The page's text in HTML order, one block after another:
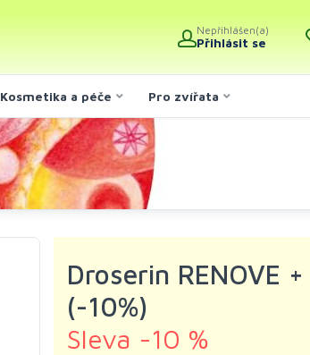
Nepřihlášen(a)
Přihlásit se
Kosmetika a péče Pro zvířata
Droserin RENOVE
(-10%)
Sleva -10 %